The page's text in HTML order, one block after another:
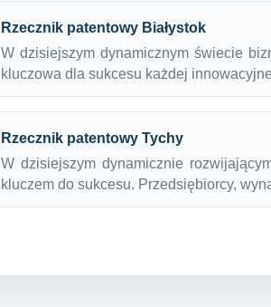
Rzecznik patentowy Białystok
W dzisiejszym dynamicznym świecie
kluczowa dla sukcesu każdej
Rzecznik patentowy Tychy
W dzisiejszym dynamicznie
kluczem do sukcesu. Przedsiębiorcy,